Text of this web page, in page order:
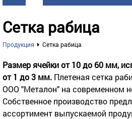
Сетка рабица
Продукция Сетка рабица
Размер ячейки от 10 до 60 мм,
от 1 до 3 мм. Плетеная сетка
ООО "Металон" на современном
Собственное производство
ассортимент выпускаемой